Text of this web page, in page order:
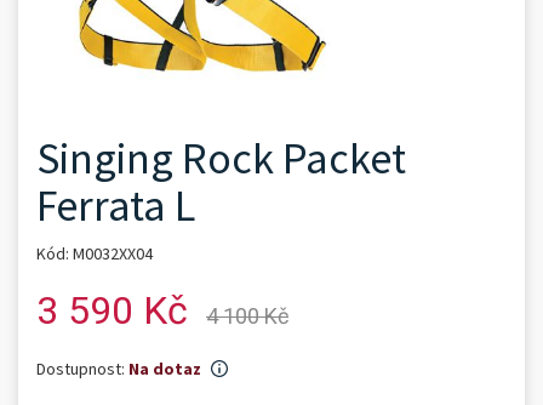
Singing Rock Packet
Ferrata L
Kód: M0032XX04
3 590 Kč 4 100 Kč
Dostupnost: Na dotaz